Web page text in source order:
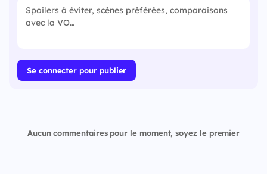
Se connecter pour publier
Aucun commentaires pour le moment, soyez le premier